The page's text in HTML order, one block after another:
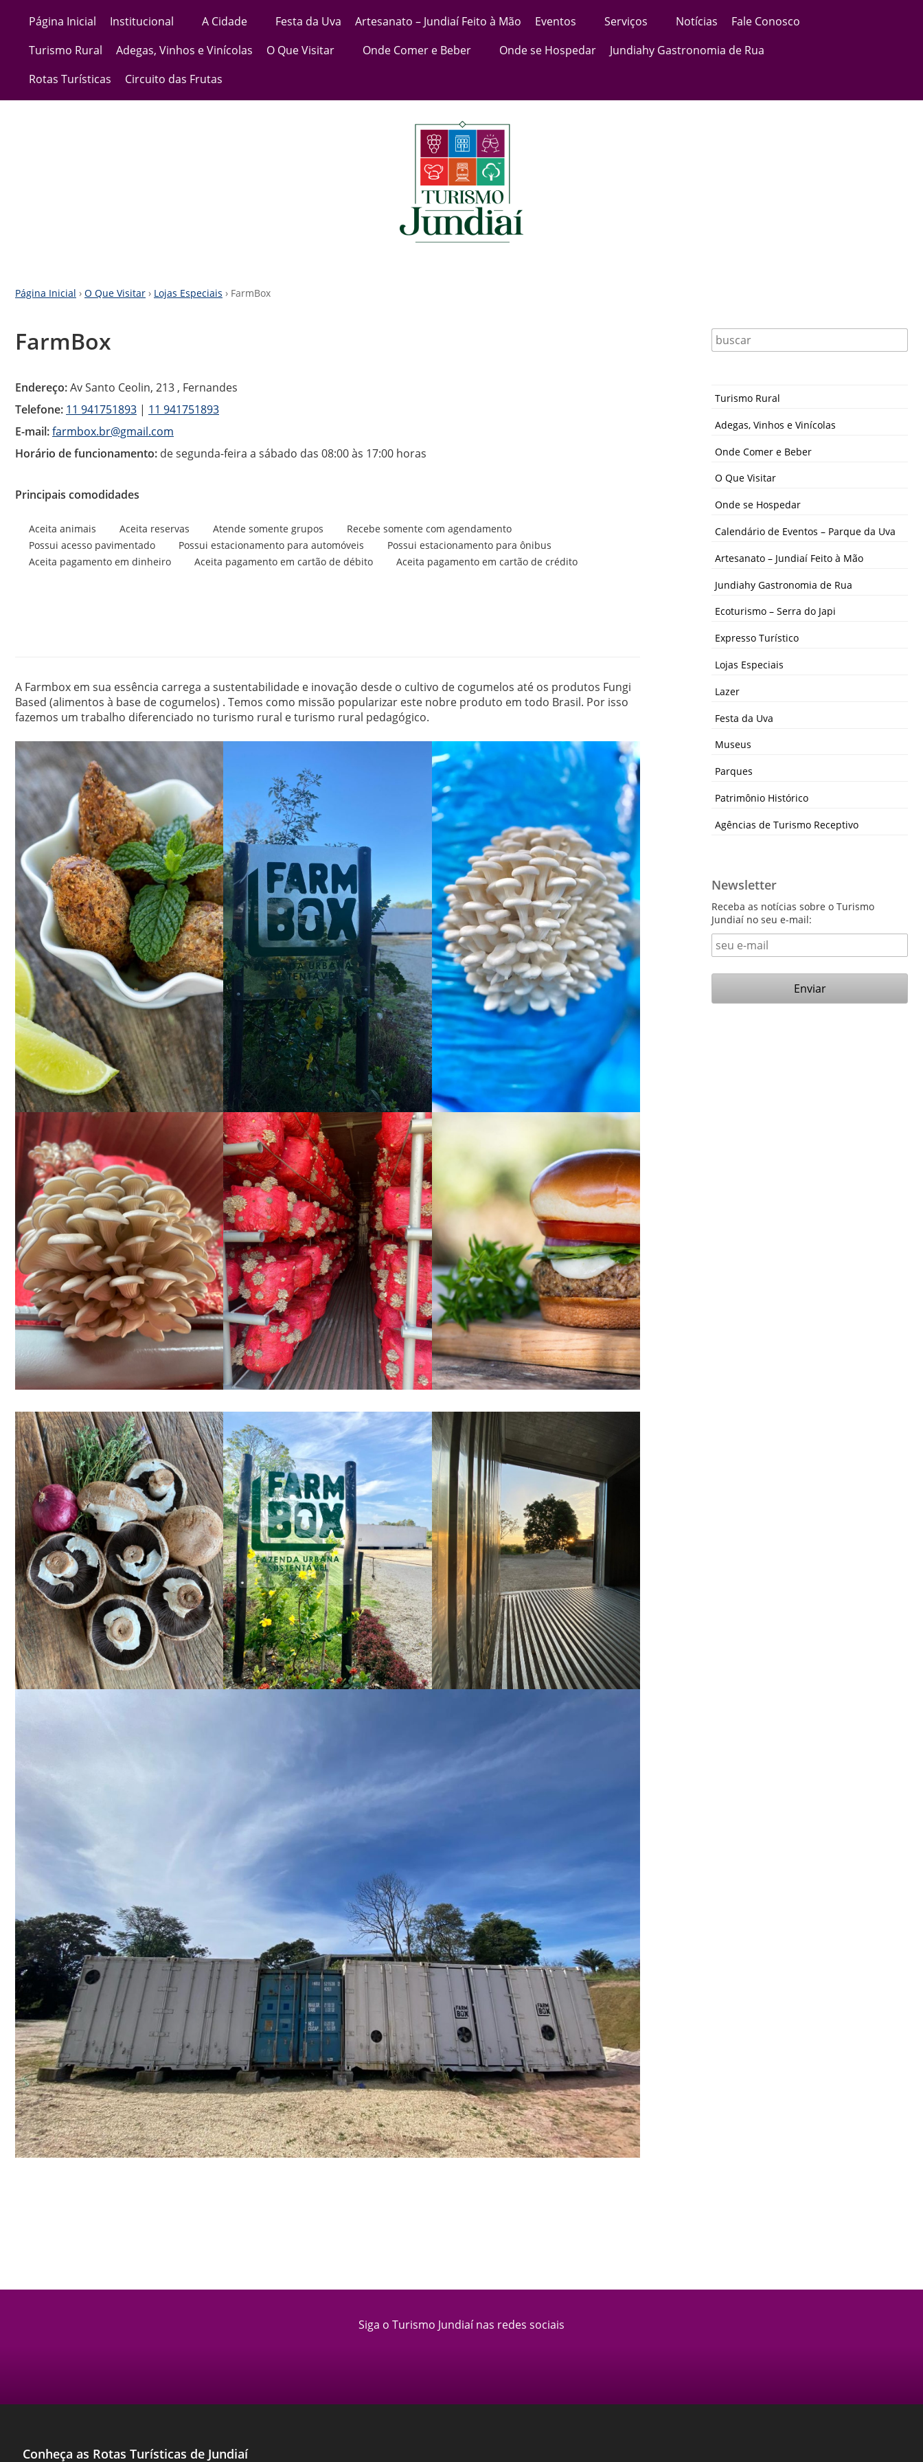
Página Inicial Institucional A Cidade Festa da Uva Artesanato – Jundiaí Feito à Mão Eventos Serviços Notícias
Fale Conosco
Turismo Rural
Adegas, Vinhos e Vinícolas O Que Visitar Onde Comer e Beber Onde se Hospedar
Jundiahy Gastronomia de Rua
Rotas Turísticas
Circuito das Frutas
Página Inicial › O Que Visitar › Lojas Especiais › FarmBox
FarmBox
Endereço:Av Santo Ceolin, 213 , Fernandes
Telefone: 11 941751893 | 11 941751893
E-mail:farmbox.br@gmail.com
Horário de funcionamento: de segunda-feira a sábado das 08:00 às 17:00 horas
Principais comodidades
Aceita animais Aceita reservas Atende somente grupos
Recebe somente com agendamento
Possui acesso pavimentado
Possui estacionamento para automóveis
Possui estacionamento para ônibus
Aceita pagamento em dinheiro
Aceita pagamento em cartão de débito Aceita pagamento em cartão de crédito
A Farmbox em sua essência carrega a sustentabilidade e inovação desde o cultivo de cogumelos até os produtos Fungi
Based (alimentos à base de cogumelos) . Temos como missão popularizar este nobre produto em todo Brasil. Por isso
fazemos um trabalho diferenciado no turismo rural e turismo rural pedagógico.
Turismo Rural
Adegas, Vinhos e Vinícolas
Onde Comer e Beber
O Que Visitar
Onde se Hospedar
Calendário de Eventos – Parque da Uva
Artesanato – Jundiaí Feito à Mão
Jundiahy Gastronomia de Rua
Ecoturismo – Serra do Japi
Expresso Turístico
Lojas Especiais
Lazer
Festa da Uva
Museus
Parques
Patrimônio Histórico
Agências de Turismo Receptivo
Newsletter
Receba as notícias sobre o Turismo
Jundiaí no seu e-mail:
Siga o Turismo Jundiaí nas redes sociais
Conheça as Rotas Turísticas de Jundiaí